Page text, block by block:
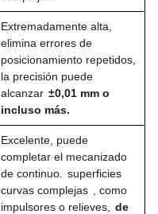
Extremadamente alta,
elimina errores de
posicionamiento repetidos,
la precisión puede
alcanzar ±0,01 mm o
incluso más.
Excelente, puede
completar el mecanizado
de continuo.
superficies
curvas complejas
, como
impulsores o relieves,
de